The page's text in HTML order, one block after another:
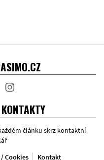
článku skrz kontaktní
Cookies Kontakt